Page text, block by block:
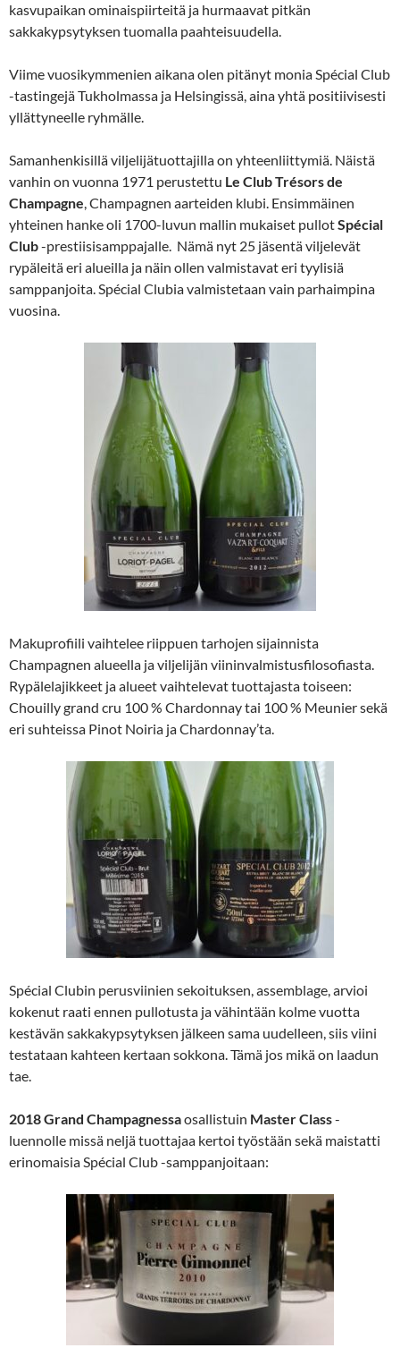
kasvupaikan ominaispiirteitä ja hurmaavat pitkän
sakkakypsytyksen tuomalla paahteisuudella.
Viime vuosikymmenien aikana olen pitänyt monia Spécial Club
-tastingejä Tukholmassa ja Helsingissä, aina yhtä positiivisesti
yllättyneelle ryhmälle.
Samanhenkisillä viljelijätuottajilla on yhteenliittymiä. Näistä
vanhin on vuonna 1971 perustettu Le Club Trésors de
Champagne, Champagnen aarteiden klubi. Ensimmäinen
yhteinen hanke oli 1700-luvun mallin mukaiset pullotSpécial
Club-prestiisisamppajalle. Nämä nyt 25 jäsentä viljelevät
rypäleitä eri alueilla ja näin ollen valmistavat eri tyylisiä
samppanjoita. Spécial Clubia valmistetaan vain parhaimpina
vuosina.
Makuprofiili vaihtelee riippuen tarhojen sijainnista
Champagnen alueella ja viljelijän viininvalmistusfilosofiasta.
Rypälelajikkeet ja alueet vaihtelevat tuottajasta toiseen:
Chouilly grand cru 100 % Chardonnay tai 100 % Meunier sekä
eri suhteissa Pinot Noiria ja Chardonnay’ta.
Spécial Clubin perusviinien sekoituksen, assemblage, arvioi
kokenut raati ennen pullotusta ja vähintään kolme vuotta
kestävän sakkakypsytyksen jälkeen sama uudelleen, siis viini
testataan kahteen kertaan sokkona. Tämä jos mikä on laadun
tae.
2018 Grand Champagnessaosallistuin Master Class-
luennolle missä neljä tuottajaa kertoi työstään sekä maistatti
erinomaisiaSpécial Club-samppanjoitaan: